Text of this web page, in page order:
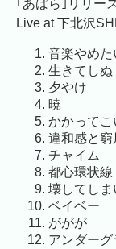
｢あばら｣リリー
Live at 下北沢
音楽やめた
生きてしぬ
夕やけ
暁
かかってこ
違和感と窮
チャイム
都心環状線
壊してしま
ベイベー
ががが
アンダー